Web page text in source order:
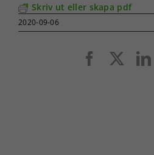
Skriv ut eller skapa pdf
2020-09-06
Facebook